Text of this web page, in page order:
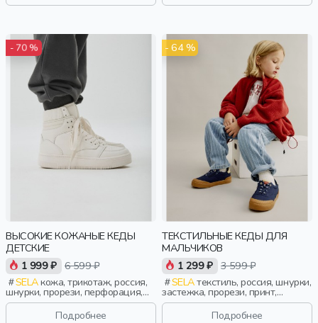
- 70 %
ВЫСОКИЕ КОЖАНЫЕ КЕДЫ
ДЕТСКИЕ
1 999 ₽ 6 599 ₽
SELAкожа, трикотаж, россия,
шнурки, прорези, перфорация,
девочки, дети
Подробнее
- 64 %
ТЕКСТИЛЬНЫЕ КЕДЫ ДЛЯ
МАЛЬЧИКОВ
1 299 ₽ 3 599 ₽
SELAтекстиль, россия, шнурки,
застежка, прорези, принт,
эластичные, мальчики, дети
Подробнее